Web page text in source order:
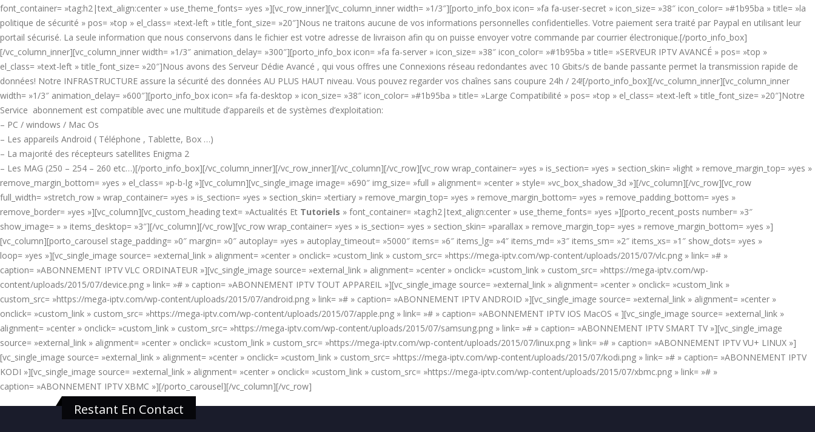
font_container= »tag:h2|text_align:center » use_theme_fonts= »yes »][vc_row_inner][vc_column_inner width= »1/3″][porto_info_box icon= »fa fa-user-secret » icon_size= »38″ icon_color= »#1b95ba » title= »la
politique de sécurité » pos= »top » el_class= »text-left » title_font_size= »20″]Nous ne traitons aucune de vos informations personnelles confidentielles. Votre paiement sera traité par Paypal en utilisant leur
portail sécurisé. La seule information que nous conservons dans le fichier est votre adresse de livraison afin qu on puisse envoyer votre commande par courrier électronique.[/porto_info_box]
[/vc_column_inner][vc_column_inner width= »1/3″ animation_delay= »300″][porto_info_box icon= »fa fa-server » icon_size= »38″ icon_color= »#1b95ba » title= »SERVEUR IPTV AVANCÉ » pos= »top »
el_class= »text-left » title_font_size= »20″]Nous avons des Serveur Dédie Avancé , qui vous offres une Connexions réseau redondantes avec 10 Gbits/s de bande passante permet la transmission rapide de
données! Notre INFRASTRUCTURE assure la sécurité des données AU PLUS HAUT niveau. Vous pouvez regarder vos chaînes sans coupure 24h / 24![/porto_info_box][/vc_column_inner][vc_column_inner
width= »1/3″ animation_delay= »600″][porto_info_box icon= »fa fa-desktop » icon_size= »38″ icon_color= »#1b95ba » title= »Large Compatibilité » pos= »top » el_class= »text-left » title_font_size= »20″]Notre
Service abonnement est compatible avec une multitude d’appareils et de systèmes d’exploitation:
– PC / windows / Mac Os
– Les appareils Android ( Téléphone , Tablette, Box …)
– La majorité des récepteurs satellites Enigma 2
– Les MAG (250 – 254 – 260 etc…)[/porto_info_box][/vc_column_inner][/vc_row_inner][/vc_column][/vc_row][vc_row wrap_container= »yes » is_section= »yes » section_skin= »light » remove_margin_top= »yes »
remove_margin_bottom= »yes » el_class= »p-b-lg »][vc_column][vc_single_image image= »690″ img_size= »full » alignment= »center » style= »vc_box_shadow_3d »][/vc_column][/vc_row][vc_row
full_width= »stretch_row » wrap_container= »yes » is_section= »yes » section_skin= »tertiary » remove_margin_top= »yes » remove_margin_bottom= »yes » remove_padding_bottom= »yes »
remove_border= »yes »][vc_column][vc_custom_heading text= »Actualités Et Tutoriels » font_container= »tag:h2|text_align:center » use_theme_fonts= »yes »][porto_recent_posts number= »3″
show_image= » » items_desktop= »3″][/vc_column][/vc_row][vc_row wrap_container= »yes » is_section= »yes » section_skin= »parallax » remove_margin_top= »yes » remove_margin_bottom= »yes »]
[vc_column][porto_carousel stage_padding= »0″ margin= »0″ autoplay= »yes » autoplay_timeout= »5000″ items= »6″ items_lg= »4″ items_md= »3″ items_sm= »2″ items_xs= »1″ show_dots= »yes »
loop= »yes »][vc_single_image source= »external_link » alignment= »center » onclick= »custom_link » custom_src= »https://mega-iptv.com/wp-content/uploads/2015/07/vlc.png » link= »# »
caption= »ABONNEMENT IPTV VLC ORDINATEUR »][vc_single_image source= »external_link » alignment= »center » onclick= »custom_link » custom_src= »https://mega-iptv.com/wp-
content/uploads/2015/07/device.png » link= »# » caption= »ABONNEMENT IPTV TOUT APPAREIL »][vc_single_image source= »external_link » alignment= »center » onclick= »custom_link »
custom_src= »https://mega-iptv.com/wp-content/uploads/2015/07/android.png » link= »# » caption= »ABONNEMENT IPTV ANDROID »][vc_single_image source= »external_link » alignment= »center »
onclick= »custom_link » custom_src= »https://mega-iptv.com/wp-content/uploads/2015/07/apple.png » link= »# » caption= »ABONNEMENT IPTV IOS MacOS « ][vc_single_image source= »external_link »
alignment= »center » onclick= »custom_link » custom_src= »https://mega-iptv.com/wp-content/uploads/2015/07/samsung.png » link= »# » caption= »ABONNEMENT IPTV SMART TV »][vc_single_image
source= »external_link » alignment= »center » onclick= »custom_link » custom_src= »https://mega-iptv.com/wp-content/uploads/2015/07/linux.png » link= »# » caption= »ABONNEMENT IPTV VU+ LINUX »]
[vc_single_image source= »external_link » alignment= »center » onclick= »custom_link » custom_src= »https://mega-iptv.com/wp-content/uploads/2015/07/kodi.png » link= »# » caption= »ABONNEMENT IPTV
KODI »][vc_single_image source= »external_link » alignment= »center » onclick= »custom_link » custom_src= »https://mega-iptv.com/wp-content/uploads/2015/07/xbmc.png » link= »# »
caption= »ABONNEMENT IPTV XBMC »][/porto_carousel][/vc_column][/vc_row]
Restant En Contact